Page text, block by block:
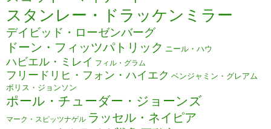
スタンレー・ドラッケンミラー
デイビッド・ローゼンバーグ
ドーン・フィッツパトリック ニール・ハウ
ハビエル・ミレイ フィル・グラム
フリードリヒ・フォン・ハイエク ベンジャミン・グレアム
ボリス・ジョンソン
ポール・チューダー・ジョーンズ
マーク・スピッツナゲル ラッセル・ネイピア